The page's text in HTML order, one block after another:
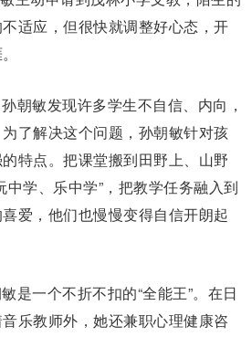
适应，但很快就调整好心态，开
朝敏发现许多学生不自信、内向，
了解决这个问题，孙朝敏针对孩
特点。把课堂搬到田野上、山野
中学、乐中学”，把教学任务融入到
爱，他们也慢慢变得自信开朗起
是一个不折不扣的“全能王”。在日
乐教师外，她还兼职心理健康咨